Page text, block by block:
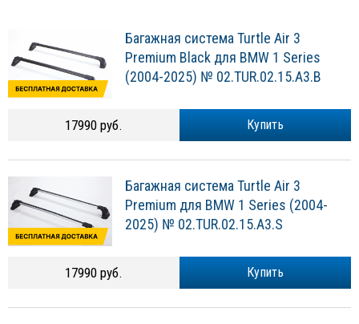
Багажная система Turtle Air 3
Premium Black для BMW 1 Series
(2004-2025) № 02.TUR.02.15.A3.B
Купить
17990 руб.
Багажная система Turtle Air 3
Premium для BMW 1 Series (2004-
2025) № 02.TUR.02.15.A3.S
Купить
17990 руб.